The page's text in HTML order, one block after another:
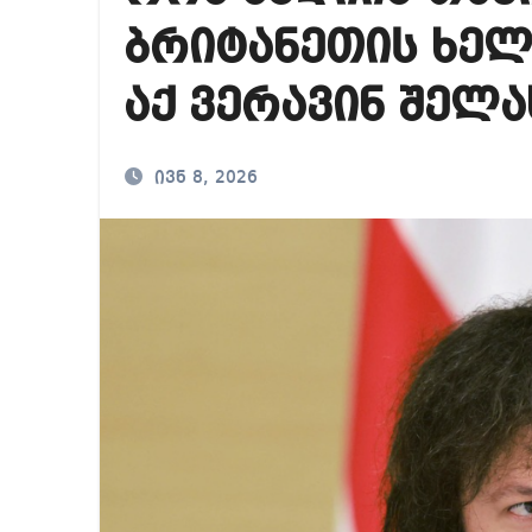
იმდენად დიდია
ნია იმნაძეს
ბრიტანეთის
აქ ვერავინ
ივნ 8, 2026